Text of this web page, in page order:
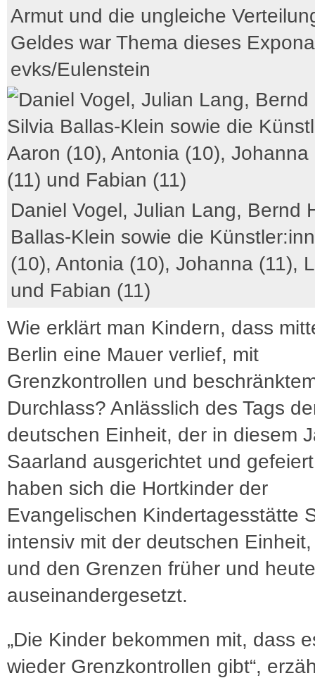
Armut und die ungleiche
Geldes war Thema dieses
evks/Eulenstein
Daniel Vogel, Julian Lang, Bernd
Ballas-Klein sowie die
(10), Antonia (10), Johanna (11),
und Fabian (11)
Wie erklärt man Kindern, dass
Berlin eine Mauer verlief, mit
Grenzkontrollen und
Durchlass? Anlässlich des Tags
deutschen Einheit, der in diesem
Saarland ausgerichtet und
haben sich die Hortkinder der
Evangelischen Kindertagesstätte
intensiv mit der deutschen
und den Grenzen früher und heute
auseinandergesetzt.
„Die Kinder bekommen mit, dass
wieder Grenzkontrollen gibt“,